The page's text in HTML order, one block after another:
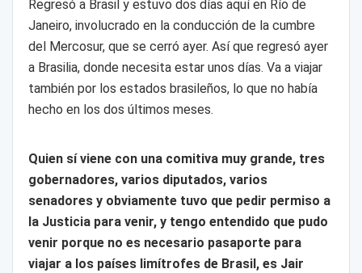
Regresó a Brasil y estuvo dos días aquí en Río de
Janeiro, involucrado en la conducción de la cumbre
del Mercosur, que se cerró ayer. Así que regresó ayer
a Brasilia, donde necesita estar unos días. Va a viajar
también por los estados brasileños, lo que no había
hecho en los dos últimos meses.
Quien sí viene con una comitiva muy grande, tres
gobernadores, varios diputados, varios
senadores y obviamente tuvo que pedir permiso a
la Justicia para venir, y tengo entendido que pudo
venir porque no es necesario pasaporte para
viajar a los países limítrofes de Brasil, es Jair